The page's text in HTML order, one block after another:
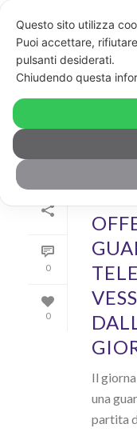
ARCHIVIO
Archivio Mensile per:
0
0
Il
una
partita
Questo sito utilizza
Puoi accettare,
pulsanti desiderati.
Chiudendo questa